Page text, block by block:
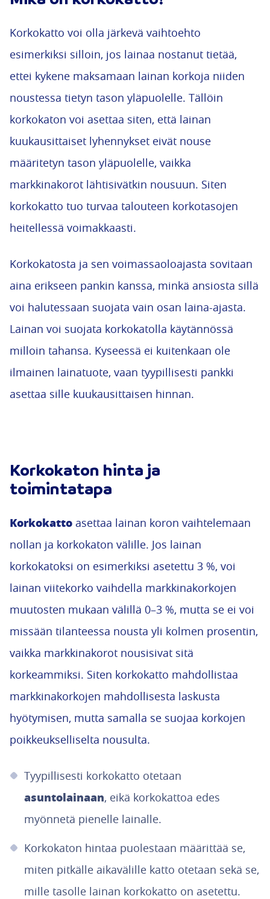
Korkokatto voi olla järkevä vaihtoehto
esimerkiksi silloin, jos lainaa nostanut tietää,
ettei kykene maksamaan lainan korkoja niiden
noustessa tietyn tason yläpuolelle. Tällöin
korkokaton voi asettaa siten, että lainan
kuukausittaiset lyhennykset eivät nouse
määritetyn tason yläpuolelle, vaikka
markkinakorot lähtisivätkin nousuun. Siten
korkokatto tuo turvaa talouteen korkotasojen
heitellessä voimakkaasti.
Korkokatosta ja sen voimassaoloajasta sovitaan
aina erikseen pankin kanssa, minkä ansiosta sillä
voi halutessaan suojata vain osan laina-ajasta.
Lainan voi suojata korkokatolla käytännössä
milloin tahansa. Kyseessä ei kuitenkaan ole
ilmainen lainatuote, vaan tyypillisesti pankki
asettaa sille kuukausittaisen hinnan.
Korkokaton hinta ja
toimintatapa
Korkokatto asettaa lainan koron vaihtelemaan
nollan ja korkokaton välille. Jos lainan
korkokatoksi on esimerkiksi asetettu 3 %, voi
lainan viitekorko vaihdella markkinakorkojen
muutosten mukaan välillä 0–3 %, mutta se ei voi
missään tilanteessa nousta yli kolmen prosentin,
vaikka markkinakorot nousisivat sitä
korkeammiksi. Siten korkokatto mahdollistaa
markkinakorkojen mahdollisesta laskusta
hyötymisen, mutta samalla se suojaa korkojen
poikkeukselliselta nousulta.
Tyypillisesti korkokatto otetaan
asuntolainaan, eikä korkokattoa edes
myönnetä pienelle lainalle.
Korkokaton hintaa puolestaan määrittää se,
miten pitkälle aikavälille katto otetaan sekä se,
mille tasolle lainan korkokatto on asetettu.